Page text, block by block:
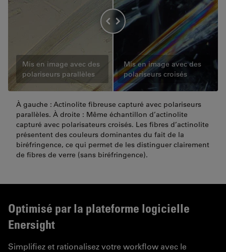
Mis en image avec des
polariseurs parallèles
Mis en image avec des
polariseurs croisés
À gauche : Actinolite fibreuse capturé avec polariseurs
parallèles. À droite : Même échantillon d’actinolite
capturé avec polarisateurs croisés. Les fibres d’actinolite
présentent des couleurs dominantes du fait de la
biréfringence, ce qui permet de les distinguer clairement
de fibres de verre (sans biréfringence).
Optimisé par la plateforme logicielle
Enersight
Simplifiez et rationalisez votre workflow avec le